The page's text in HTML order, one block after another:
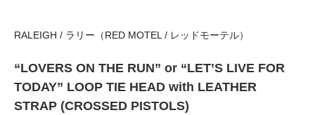
RALEIGH / ラリー（RED MOTEL / レッドモーテル）
“LOVERS ON THE RUN” or “LET’S LIVE FOR
TODAY” LOOP TIE HEAD with LEATHER
STRAP (CROSSED PISTOLS)